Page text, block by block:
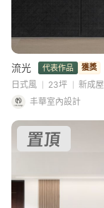
流光 代表作品 獲獎
日式風 23坪 新成屋
丰華室內設計